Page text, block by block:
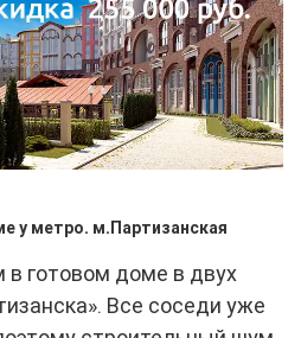
у метро. м.Партизанская
в готовом доме в двух
Все соседи уже